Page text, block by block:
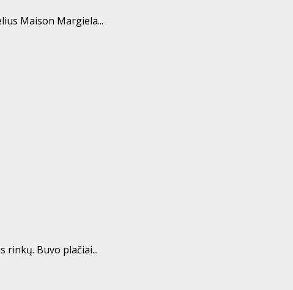
Maison Margiela...
rinkų. Buvo plačiai...